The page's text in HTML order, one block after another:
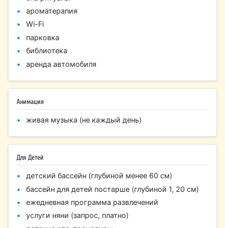
ароматерапия
Wi-Fi
парковка
библиотека
аренда автомобиля
Анимация
живая музыка (не каждый день)
Для Детей
детский бассейн (глубиной менее 60 см)
бассейн для детей постарше (глубиной 1, 20 см)
ежедневная программа развлечений
услуги няни (запрос, платно)